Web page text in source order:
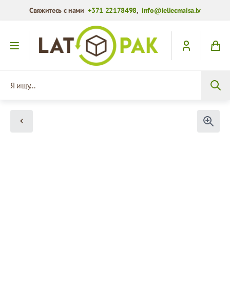
Свяжитесь с нами+371 22178498,info@ieliecmaisa.lv
Перейти к содержимому